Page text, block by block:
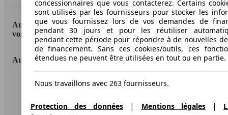
AutoScout24: la plus grande plateforme en ligne de
voitures en Europe
AutoScout24
A propos d'AutoScout24
concessionnaires que vous contacterez. Certains
sont utilisés par les fournisseurs pour stocker les
que vous fournissez lors de vos demandes de
pendant 30 jours et pour les réutiliser
pendant cette période pour répondre à de nouvelles
de financement. Sans ces cookies/outils, ces
étendues ne peuvent être utilisées en tout ou en partie.
Nous travaillons avec 263 fournisseurs.
Protection des données | Mentions légales|